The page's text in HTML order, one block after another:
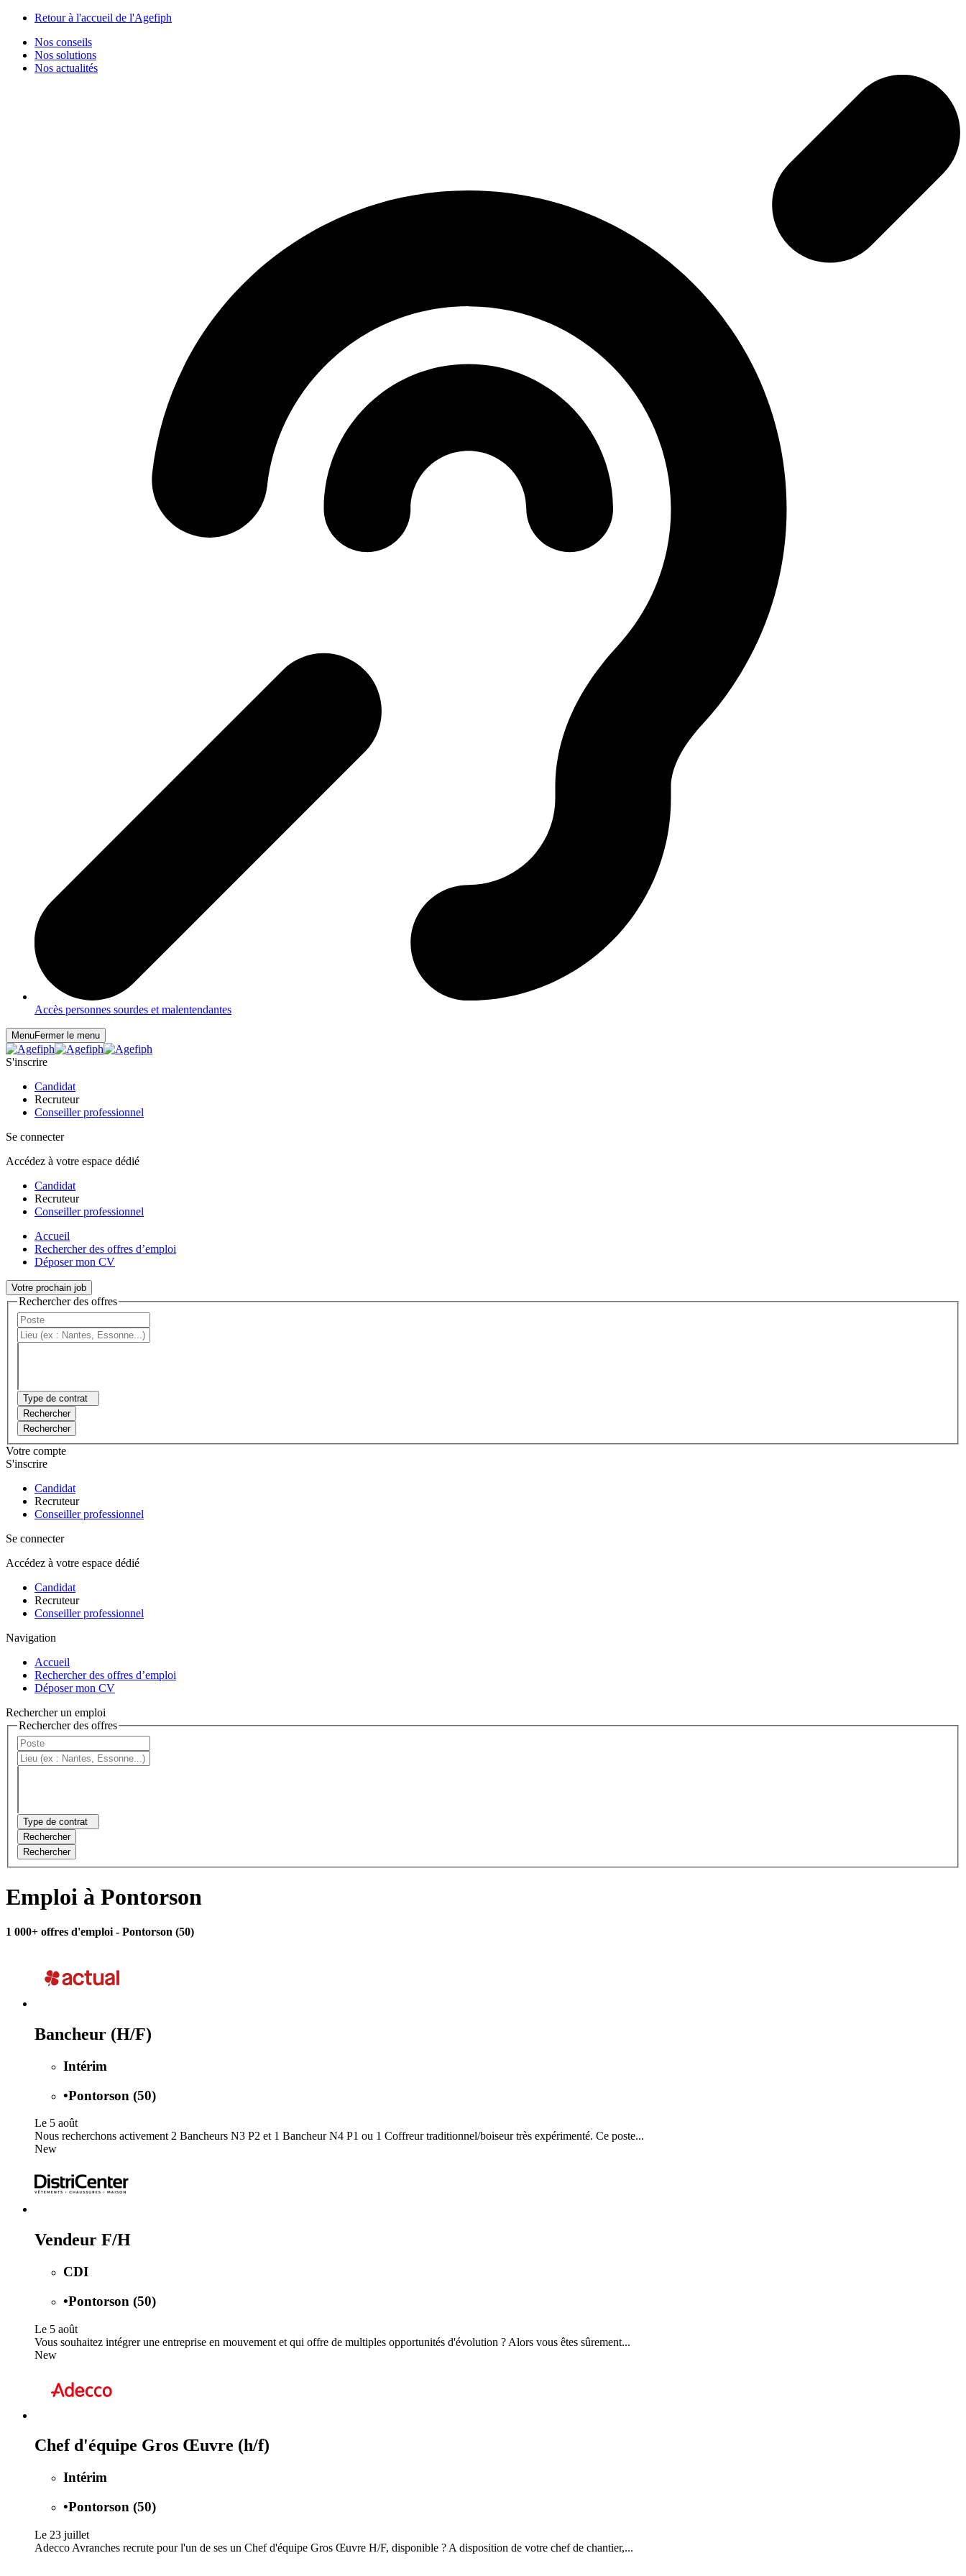
Retour à l'accueil de l'Agefiph
Nos conseils
Nos solutions
Nos actualités
Accès personnes sourdes et malentendantes
MenuFermer le menu
S'inscrire
Candidat
Recruteur
Conseiller professionnel
Se connecter
Accédez à votre espace dédié
Candidat
Recruteur
Conseiller professionnel
Accueil
Rechercher des offres d’emploi
Déposer mon CV
Votre prochain job
Rechercher des offres
Type de contrat
Rechercher
Rechercher
Votre compte
S'inscrire
Candidat
Recruteur
Conseiller professionnel
Se connecter
Accédez à votre espace dédié
Candidat
Recruteur
Conseiller professionnel
Navigation
Accueil
Rechercher des offres d’emploi
Déposer mon CV
Rechercher un emploi
Rechercher des offres
Type de contrat
Rechercher
Rechercher
Emploi à Pontorson
1 000+ offres d'emploi - Pontorson (50)
Bancheur (H/F)
Intérim
•Pontorson (50)
Le 5 août
Nous recherchons activement 2 Bancheurs N3 P2 et 1 Bancheur N4 P1 ou 1 Coffreur traditionnel/boiseur très expérimenté. Ce poste...
New
Vendeur F/H
CDI
•Pontorson (50)
Le 5 août
Vous souhaitez intégrer une entreprise en mouvement et qui offre de multiples opportunités d'évolution ? Alors vous êtes sûrement...
New
Chef d'équipe Gros Œuvre (h/f)
Intérim
•Pontorson (50)
Le 23 juillet
Adecco Avranches recrute pour l'un de ses un Chef d'équipe Gros Œuvre H/F, disponible ? A disposition de votre chef de chantier,...